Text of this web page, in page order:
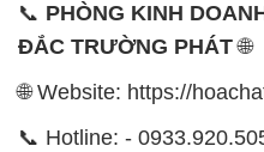
📞 PHÒNG KINH
ĐẮC TRƯỜNG PHÁT🌐
🌐 Website: https://
📞 Hotline: -